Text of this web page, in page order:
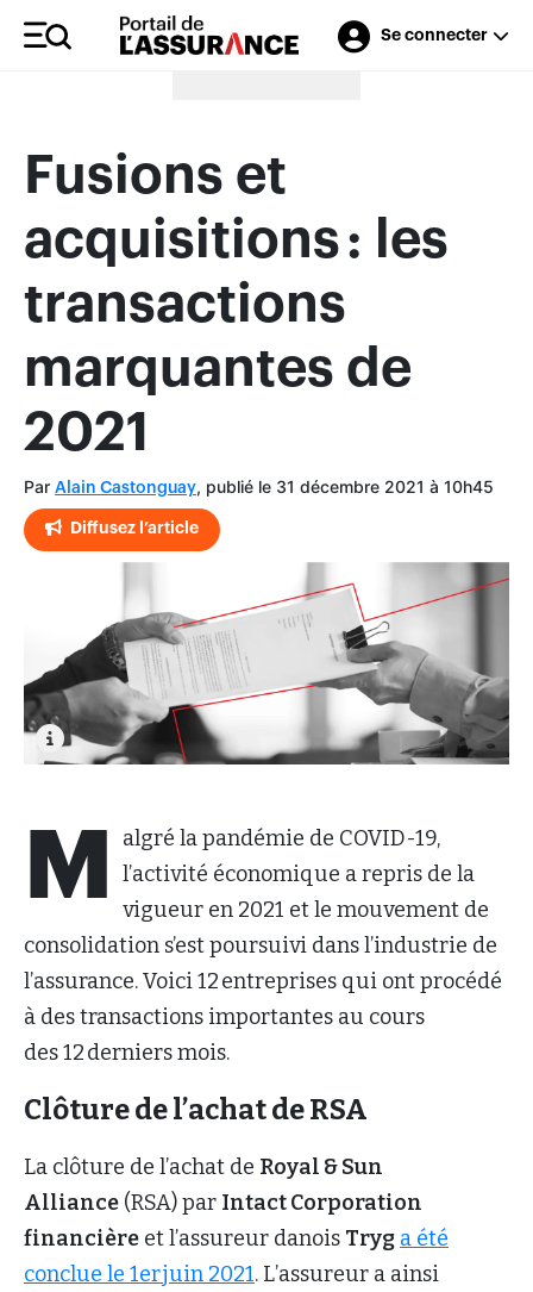
Se connecter
Merci à nos annonceurs
Fusions et
acquisitions : les
transactions
marquantes de
2021
Par Alain Castonguay, publié le 31 décembre 2021 à 10h45
Diffusez l’article
M
algré la pandémie de COVID-19,
l’activité économique a repris de la
vigueur en 2021 et le mouvement de
consolidation s’est poursuivi dans l’industrie de
l’assurance. Voici 12 entreprises qui ont procédé
à des transactions importantes au cours
des 12 derniers mois.
Clôture de l’achat de RSA
La clôture de l’achat de Royal & Sun
Alliance (RSA) par Intact Corporation
financière et l’assureur danois Tryg a été
conclue le 1er juin 2021. L’assureur a ainsi